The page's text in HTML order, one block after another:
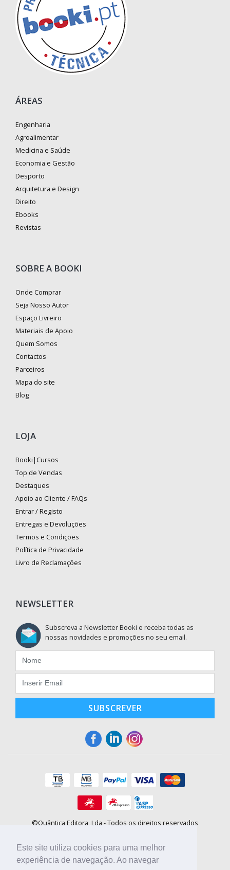
Este site utiliza cookies para uma melhor
experiência de navegação. Ao navegar
ÁREAS
Engenharia
Agroalimentar
Medicina e Saúde
Economia e Gestão
Desporto
Arquitetura e Design
Direito
Ebooks
Revistas
SOBRE A BOOKI
Onde Comprar
Seja Nosso Autor
Espaço Livreiro
Materiais de Apoio
Quem Somos
Contactos
Parceiros
Mapa do site
Blog
LOJA
Booki|Cursos
Top de Vendas
Destaques
Apoio ao Cliente / FAQs
Entrar / Registo
Entregas e Devoluções
Termos e Condições
Política de Privacidade
Livro de Reclamações
NEWSLETTER
Subscreva a Newsletter Booki e receba todas as
nossas novidades e promoções no seu email.
SUBSCREVER
©Quântica Editora, Lda - Todos os direitos reservados
E-mail: info@booki.pt
Tel.: +351 220 104 872(custo de chamada para a rede fixa